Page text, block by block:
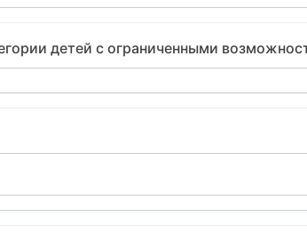
детей с ограниченными